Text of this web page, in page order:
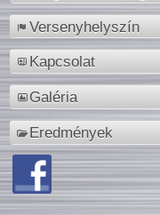
Versenyhelyszín
Kapcsolat
Galéria
Eredmények